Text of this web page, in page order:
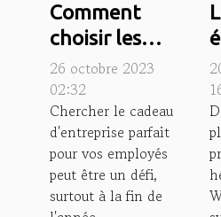
Comment
choisir les
meilleurs
cadeaux
d'entreprise de
fin d'année
pour vos
employés
26 octobre 2023
02:32
Chercher le cadeau
d'entreprise parfait
pour vos employés
peut être un défi,
surtout à la fin de